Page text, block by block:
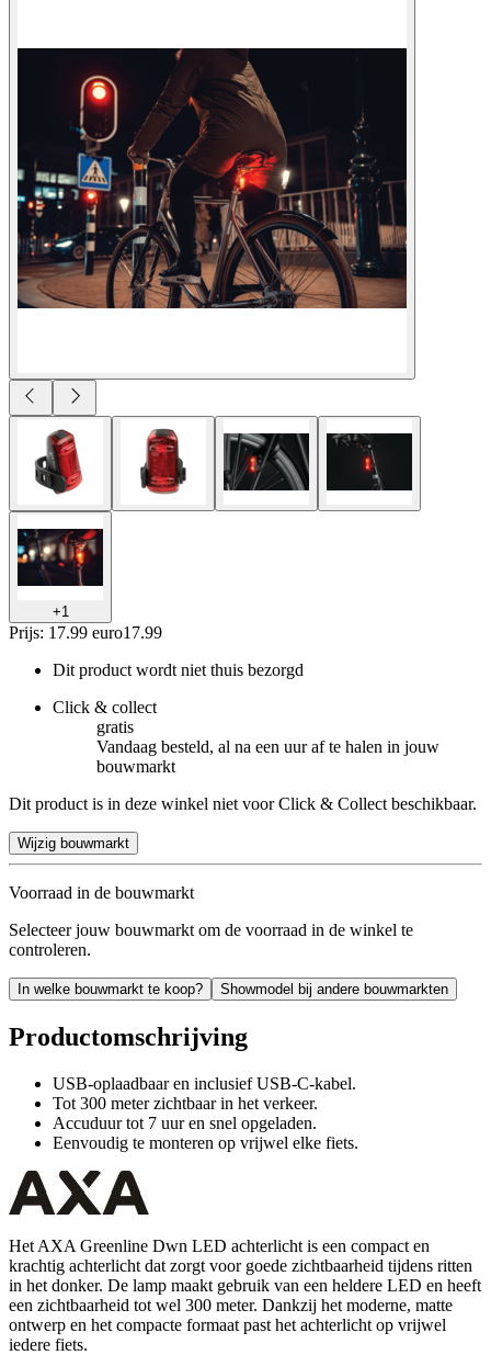
+1
Prijs: 17.99 euro17.99
Dit product wordt niet thuis bezorgd
Click & collect
gratis
Vandaag besteld, al na een uur af te halen in jouw
bouwmarkt
Dit product is in deze winkel niet voor Click & Collect beschikbaar.
Wijzig bouwmarkt
Voorraad in de bouwmarkt
Selecteer jouw bouwmarkt om de voorraad in de winkel te
controleren.
In welke bouwmarkt te koop? Showmodel bij andere bouwmarkten
Productomschrijving
USB-oplaadbaar en inclusief USB-C-kabel.
Tot 300 meter zichtbaar in het verkeer.
Accuduur tot 7 uur en snel opgeladen.
Eenvoudig te monteren op vrijwel elke fiets.
Het AXA Greenline Dwn LED achterlicht is een compact en
krachtig achterlicht dat zorgt voor goede zichtbaarheid tijdens ritten
in het donker. De lamp maakt gebruik van een heldere LED en heeft
een zichtbaarheid tot wel 300 meter. Dankzij het moderne, matte
ontwerp en het compacte formaat past het achterlicht op vrijwel
iedere fiets.